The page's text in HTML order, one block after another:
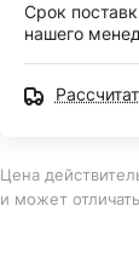
Срок
нашего
Цена
и может